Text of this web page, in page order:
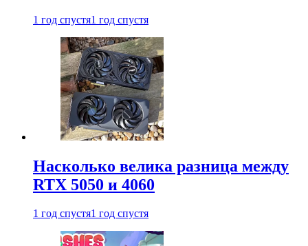
1 год спустя1 год спустя
Насколько велика разница между
RTX 5050 и 4060
1 год спустя1 год спустя